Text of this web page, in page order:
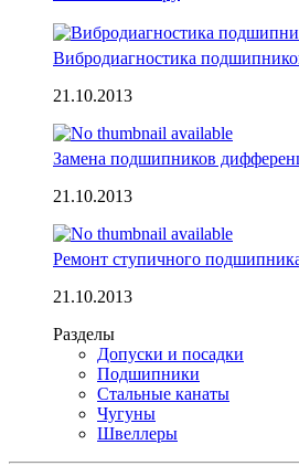
Вибродиагностика
21.10.2013
Замена подшипников
21.10.2013
Ремонт ступичного
21.10.2013
Разделы
Допуски и посадки
Подшипники
Стальные канаты
Чугуны
Швеллеры